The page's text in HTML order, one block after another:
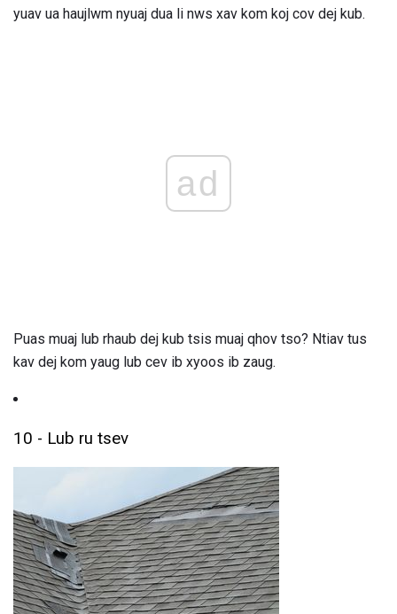
yuav ua haujlwm nyuaj dua li nws xav kom koj cov dej kub.
ad
Puas muaj lub rhaub dej kub tsis muaj qhov tso? Ntiav tus
kav dej kom yaug lub cev ib xyoos ib zaug.
10 - Lub ru tsev